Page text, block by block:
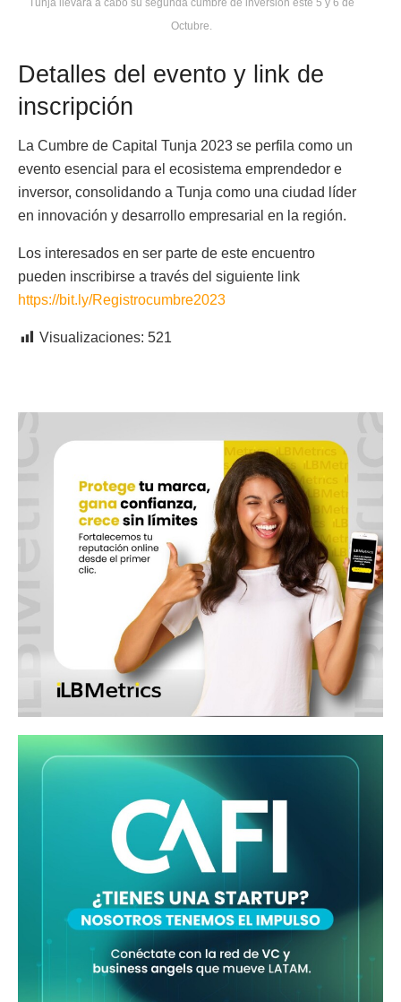
Tunja llevará a cabo su segunda cumbre de inversión este 5 y 6 de
Octubre.
Detalles del evento y link de
inscripción
La Cumbre de Capital Tunja 2023 se perfila como un
evento esencial para el ecosistema emprendedor e
inversor, consolidando a Tunja como una ciudad líder
en innovación y desarrollo empresarial en la región.
Los interesados en ser parte de este encuentro
pueden inscribirse a través del siguiente link
https://bit.ly/Registrocumbre2023
Visualizaciones: 521